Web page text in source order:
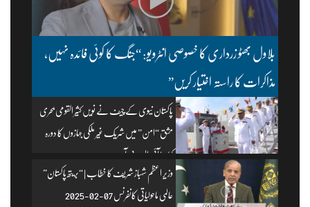
بلاول بھٹو زرداری کا خصوصی انٹرویو: “جنگ کا کوئی فائدہ نہیں،
مذاکرات کا راستہ اختیار کریں”
پاکستان نیوی کے چیف نے نویں کثیر القومی بحری
مشق “امن” میں شریک غیر ملکی جہازوں کا دورہ
کیا۔ | آئی ایس پی آر
وزیرِ اعظم شہباز شریف کا خطاب | “بریتھ پاکستان”
عالمی ماحولیاتی کانفرنس 07-02-2025